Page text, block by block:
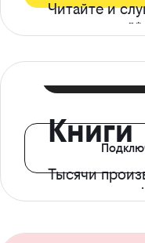
Читайте и
ограничений*
Книги
Тысячи
с доступом